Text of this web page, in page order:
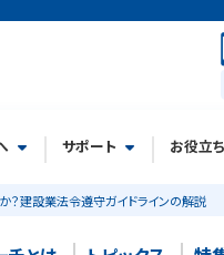
サポート お役立ち
？建設業法令遵守ガイドラインの解説